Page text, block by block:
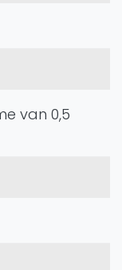
van 0,5